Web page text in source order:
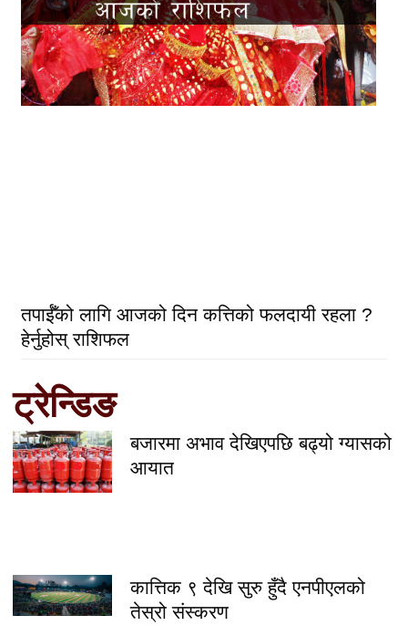
तपाईँको लागि आजको दिन कत्तिको फलदायी रहला ?
हेर्नुहोस् राशिफल
ट्रेन्डिङ
बजारमा अभाव देखिएपछि बढ्यो ग्यासको
आयात
कात्तिक ९ देखि सुरु हुँदै एनपीएलको
तेस्रो संस्करण